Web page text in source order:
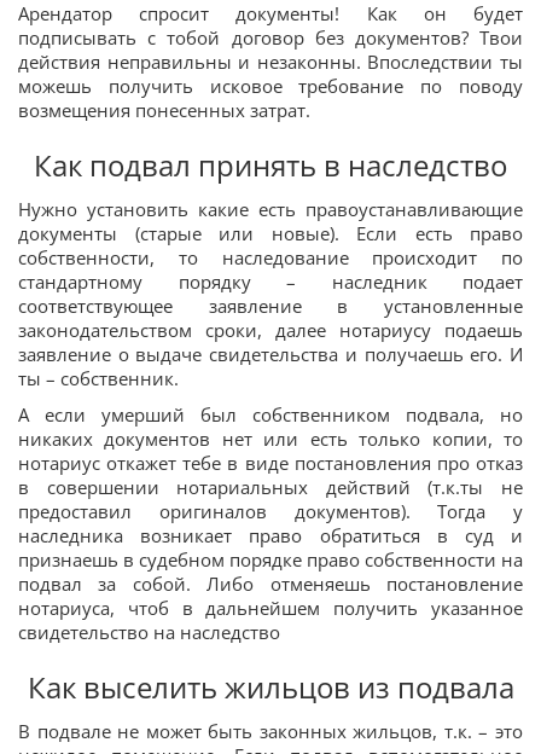
Арендатор спросит документы! Как он будет
подписывать с тобой договор без документов? Твои
действия неправильны и незаконны. Впоследствии ты
можешь получить исковое требование по поводу
возмещения понесенных затрат.
Как подвал принять в наследство
Нужно установить какие есть правоустанавливающие
документы (старые или новые). Если есть право
собственности, то наследование происходит по
стандартному порядку – наследник подает
соответствующее заявление в установленные
законодательством сроки, далее нотариусу подаешь
заявление о выдаче свидетельства и получаешь его. И
ты – собственник.
А если умерший был собственником подвала, но
никаких документов нет или есть только копии, то
нотариус откажет тебе в виде постановления про отказ
в совершении нотариальных действий (т.к.ты не
предоставил оригиналов документов). Тогда у
наследника возникает право обратиться в суд и
признаешь в судебном порядке право собственности на
подвал за собой. Либо отменяешь постановление
нотариуса, чтоб в дальнейшем получить указанное
свидетельство на наследство
Как выселить жильцов из подвала
В подвале не может быть законных жильцов, т.к. – это